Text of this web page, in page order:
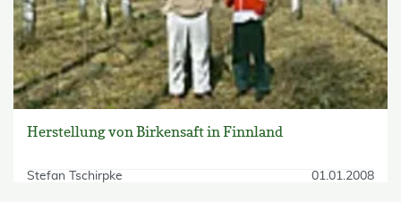
Herstellung von Birkensaft in Finnland
Stefan Tschirpke 01.01.2008